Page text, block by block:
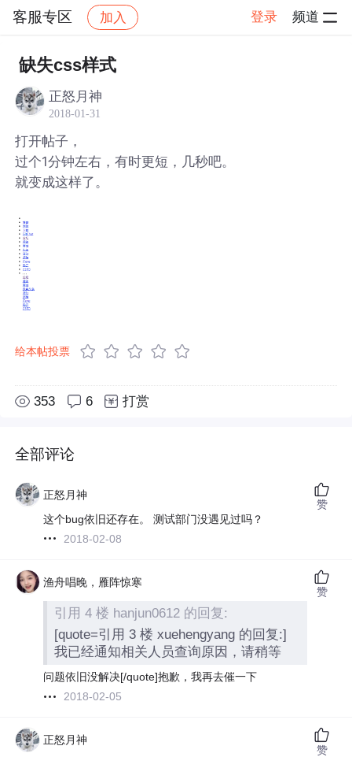
客服专区 加入 登录 频道
社区 客服专区
缺失css样式
正怒月神
2018-01-31
打开帖子，
过个1分钟左右，有时更短，几秒吧。
就变成这样了。
给本帖投票
353 6 打赏
全部评论
正怒月神
这个bug依旧还存在。 测试部门没遇见过吗？
2018-02-08
赞
渔舟唱晚，雁阵惊寒
引用 4 楼 hanjun0612 的回复:
[quote=引用 3 楼 xuehengyang 的回复:]
我已经通知相关人员查询原因，请稍等
问题依旧没解决[/quote]抱歉，我再去催一下
2018-02-05
赞
正怒月神
赞